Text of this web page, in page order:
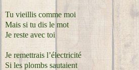
Tu vieillis comme moi
Mais si tu dis le mot
Je reste avec toi
Je remettrais l’électricité
Si les plombs sautaient